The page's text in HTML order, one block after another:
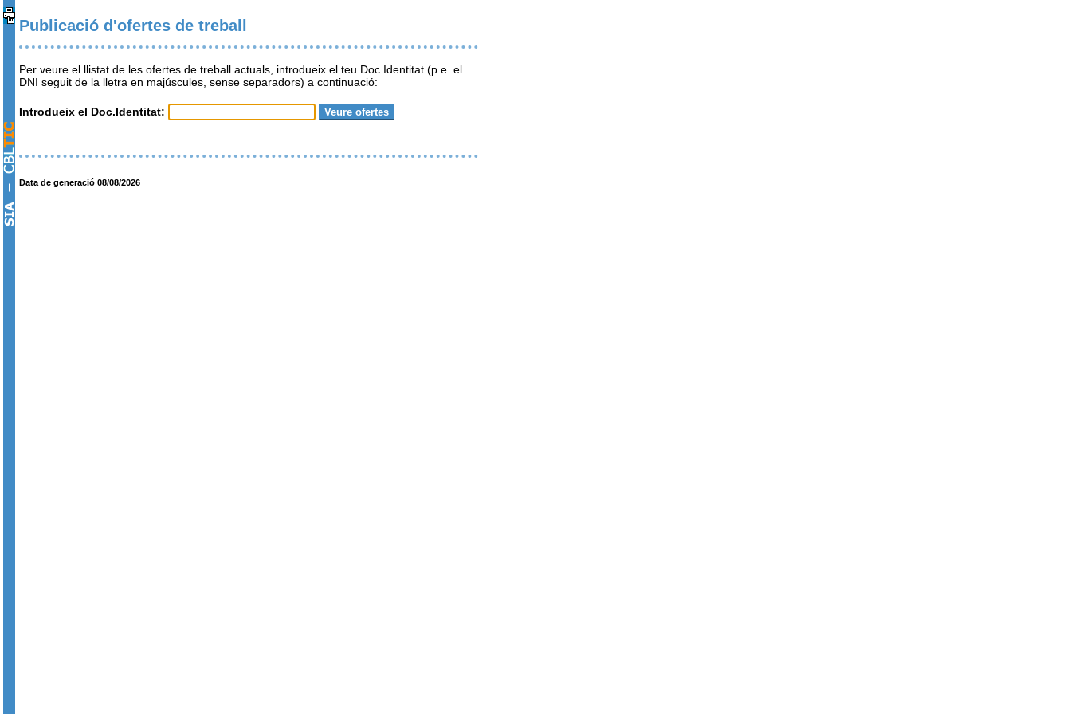
Publicació d'ofertes de treball
Per veure el llistat de les ofertes de treball actuals, introdueix el teu Doc.Identitat (p.e. el
DNI seguit de la lletra en majúscules, sense separadors) a continuació:
Introdueix el Doc.Identitat:
Data de generació 08/08/2026